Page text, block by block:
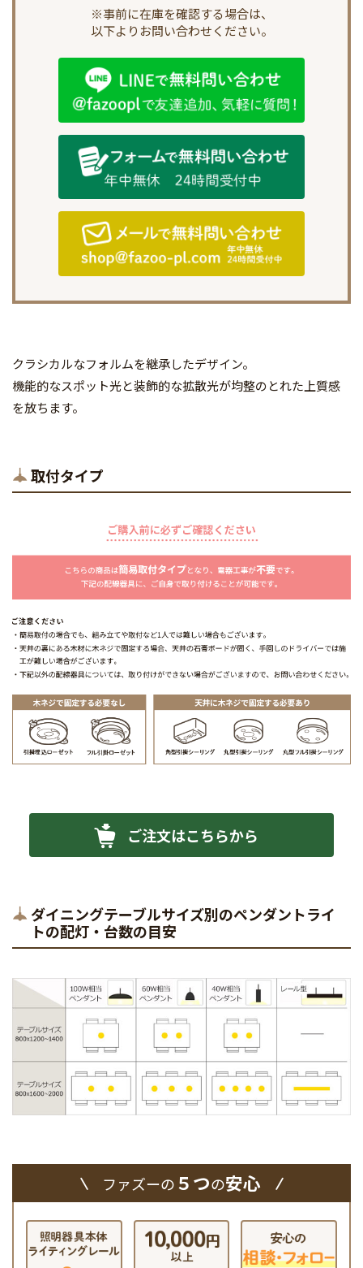
※事前に在庫を確認する場合は、
以下よりお問い合わせください。
クラシカルなフォルムを継承したデザイン。
機能的なスポット光と装飾的な拡散光が均整のとれた上質感
を放ちます。
取付タイプ
ご注文はこちらから
ダイニングテーブルサイズ別のペンダントライ
トの配灯・台数の目安
ファズーの５つの安心